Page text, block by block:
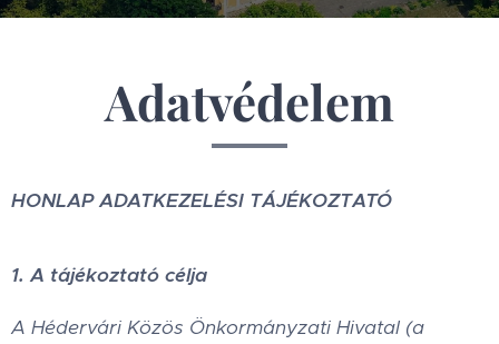
Adatvédelem
HONLAP ADATKEZELÉSI TÁJÉKOZTATÓ
1. A tájékoztató célja
A Hédervári Közös Önkormányzati Hivatal (a